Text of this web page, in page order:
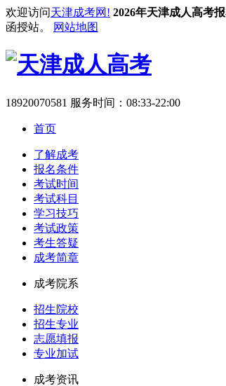
欢迎访问天津成考网! 2026年天津成人高考
函授站。
网站地图
18920070581 服务时间：08:33-22:00
首页
了解成考
报名条件
考试时间
考试科目
学习技巧
考试政策
考生答疑
成考简章
成考院系
招生院校
招生专业
志愿填报
专业加试
成考资讯